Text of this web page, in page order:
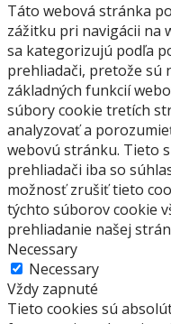
Táto webová stránka
zážitku pri navigácii na
sa kategorizujú podľa
prehliadači, pretože sú
základných funkcií
súbory cookie tretích
analyzovať a
webovú stránku. Tieto
prehliadači iba so
možnosť zrušiť tieto
týchto súborov cookie
prehliadanie našej
Necessary
Necessary
Vždy zapnuté
Tieto cookies sú